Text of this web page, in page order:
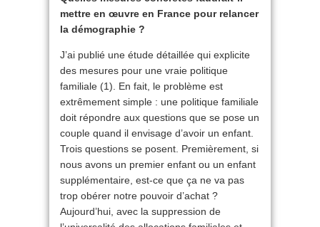
mettre en œuvre en France pour relancer
la démographie ?
J’ai publié une étude détaillée qui explicite
des mesures pour une vraie politique
familiale (1). En fait, le problème est
extrêmement simple : une politique familiale
doit répondre aux questions que se pose un
couple quand il envisage d’avoir un enfant.
Trois questions se posent. Premièrement, si
nous avons un premier enfant ou un enfant
supplémentaire, est-ce que ça ne va pas
trop obérer notre pouvoir d’achat ?
Aujourd’hui, avec la suppression de